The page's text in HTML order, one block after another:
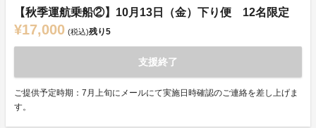
【秋季運航乗船②】10月13日（金）下り便 12名限定
¥17,000 (税込)残り5
支援終了
ご提供予定時期：7月上旬にメールにて実施日時確認のご連絡を差し上げま
す。